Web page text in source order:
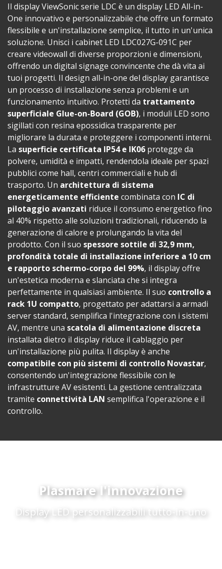
Il display ViewSonic serie LDC è un display LED All-in-
One innovativo e personalizzabile che offre un formato
flessibile e un'installazione semplice, il tutto in un'unica
soluzione. Unisci i cabinet LED LDC027G-091C per
creare videowall di diverse proporzioni e dimensioni,
offrendo un digital signage convincente che dà vita ai
tuoi progetti. Il design all-in-one del display garantisce
un processo di installazione senza problemi e un
funzionamento intuitivo. Protetti da trattamento
superficiale Glue-on-Board (GOB), i moduli LED sono
sigillati con resina epossidica trasparente per
migliorare la durata e proteggere i componenti interni.
La superficie certificata IP54 e IK06 protegge da
polvere, umidità e impatti, rendendola ideale per spazi
pubblici come hall, centri commerciali e hub di
trasporto. Un architettura di sistema
energeticamente efficiente combinata con IC di
pilotaggio avanzati riduce il consumo energetico fino
al 40% rispetto alle soluzioni tradizionali, riducendo la
generazione di calore e prolungando la vita del
prodotto. Con il suo spessore sottile di 32,9 mm,
profondità totale di installazione inferiore a 10 cm
e rapporto schermo-corpo del 99%, il display offre
un'estetica moderna e slanciata che si integra
perfettamente in qualsiasi ambiente. Il suo controllo a
rack 1U compatto, progettato per adattarsi a armadi
server standard, semplifica l'integrazione con i sistemi
AV, mentre una scatola di alimentazione discreta
installata dietro il display riduce il cablaggio per
un'installazione più pulita. Il display è anche
compatibile con più sistemi di controllo Novastar,
consentendo un'integrazione flessibile con le
infrastrutture AV esistenti. La gestione centralizzata
tramite connettività LAN semplifica l'operazione e il
controllo.
Plasmare l'innovazione
Display LED personalizzabili tutto-in-uno